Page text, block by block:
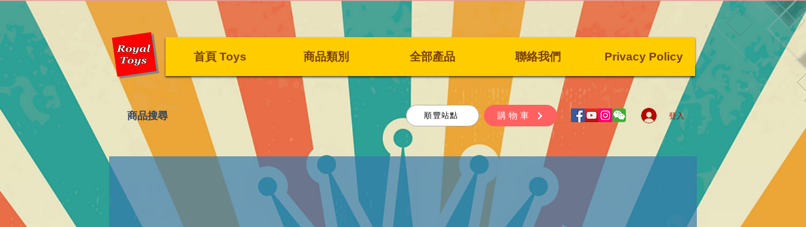
首頁 Toys 商品類別 全部產品 聯絡我們 Privacy Policy
​商品搜尋 順豐站點 購物車 登入